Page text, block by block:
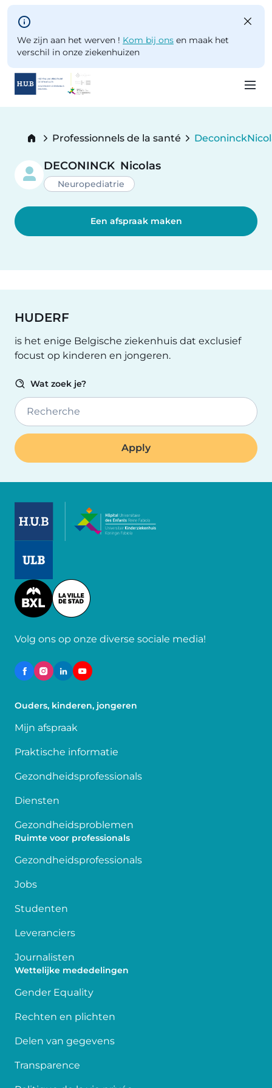
Skip to main content
We zijn aan het werven ! Kom bij ons en maak het
verschil in onze ziekenhuizen
Breadcrumb
Professionnels de la santé Deconinck
DECONINCK Nicolas
Neuropediatrie
Een afspraak maken
HUDERF
is het enige Belgische ziekenhuis dat exclusief
focust op kinderen en jongeren.
Wat zoek je?
Recherche
Image
Volg ons op onze diverse sociale media!
Ouders, kinderen, jongeren
Mijn afspraak
Praktische informatie
Gezondheidsprofessionals
Diensten
Gezondheidsproblemen
Ruimte voor professionals
Gezondheidsprofessionals
Jobs
Studenten
Leveranciers
Journalisten
Wettelijke mededelingen
Gender Equality
Rechten en plichten
Delen van gegevens
Transparence